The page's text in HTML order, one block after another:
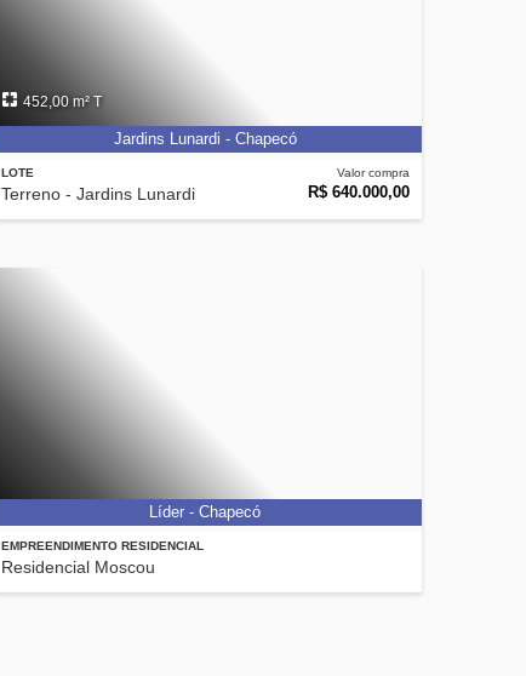
LOTE
Terreno - Jardins Lunardi
Valor compra
R$ 640.000,00
452,00 m² T
Jardins Lunardi - Chapecó
EMPREENDIMENTO RESIDENCIAL
Residencial Moscou
Líder - Chapecó